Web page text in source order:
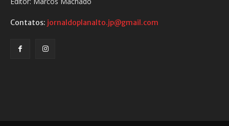
Contatos: jornaldoplanalto.jp@gmail.com